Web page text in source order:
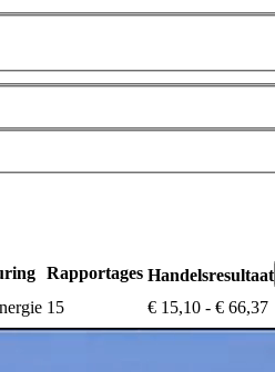
Rapportages Handelsresultaat
15 € 15,10 - € 66,37